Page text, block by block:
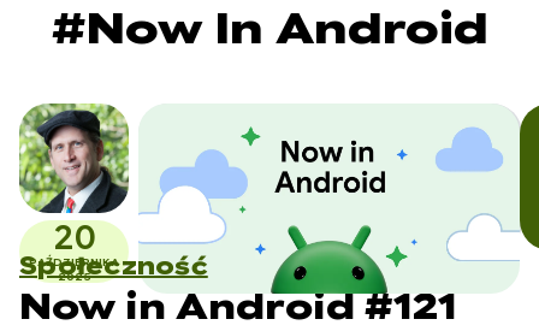
#Now In Android
20
PAŹDZIERNIKA
2025
Społeczność
Now in Android #121